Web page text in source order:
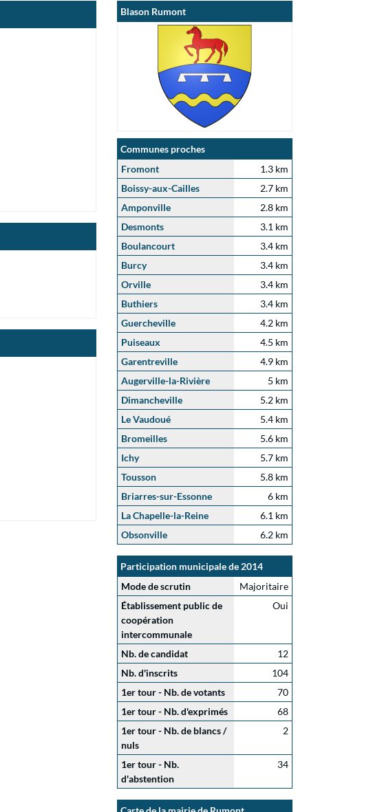
Blason Rumont
Communes proches
Fromont
1.3 km
Boissy-aux-Cailles
2.7 km
Amponville
2.8 km
Desmonts
3.1 km
Boulancourt
3.4 km
Burcy
3.4 km
Orville
3.4 km
Buthiers
3.4 km
Guercheville
4.2 km
Puiseaux
4.5 km
Garentreville
4.9 km
Augerville-la-Rivière
5 km
Dimancheville
5.2 km
Le Vaudoué
5.4 km
Bromeilles
5.6 km
Ichy
5.7 km
Tousson
5.8 km
Briarres-sur-Essonne
6 km
La Chapelle-la-Reine
6.1 km
Obsonville
6.2 km
Participation municipale de 2014
Mode de scrutin
Majoritaire
Établissement public de
coopération
intercommunale
Oui
Nb. de candidat
12
Nb. d'inscrits
104
1er tour - Nb. de votants
70
1er tour - Nb. d'exprimés
68
1er tour - Nb. de blancs /
nuls
2
1er tour - Nb.
d'abstention
34